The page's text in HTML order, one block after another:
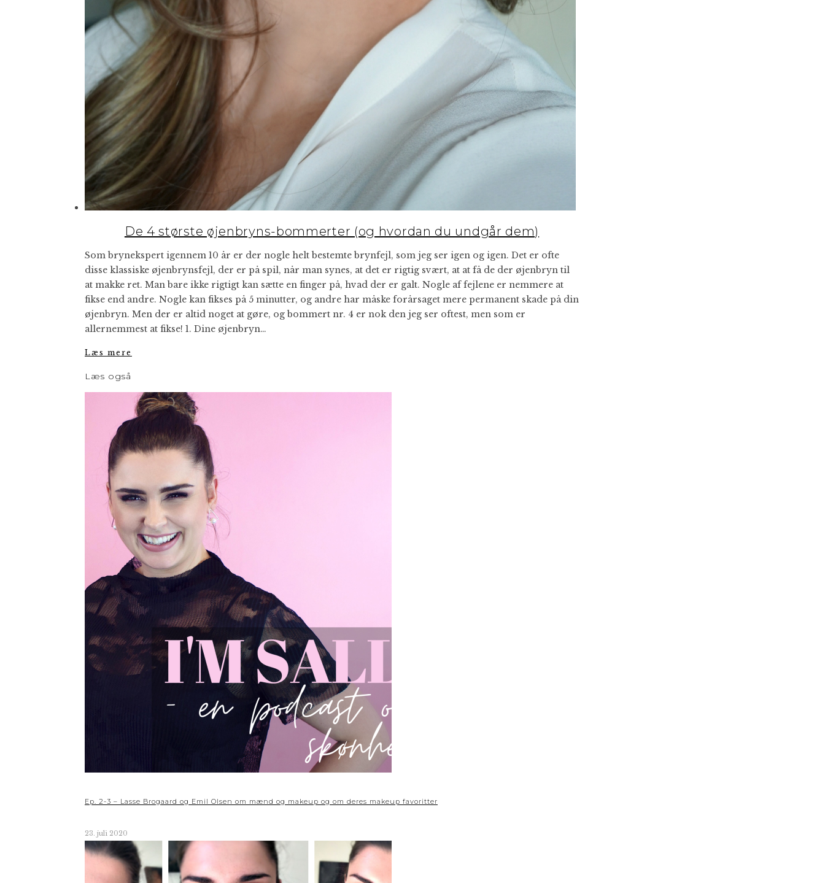
De 4 største øjenbryns-bommerter (og hvordan du undgår dem)
Som brynekspert igennem 10 år er der nogle helt bestemte brynfejl, som jeg ser igen og igen. Det er ofte
disse klassiske øjenbrynsfejl, der er på spil, når man synes, at det er rigtig svært, at at få de der øjenbryn til
at makke ret. Man bare ikke rigtigt kan sætte en finger på, hvad der er galt. Nogle af fejlene er nemmere at
fikse end andre. Nogle kan fikses på 5 minutter, og andre har måske forårsaget mere permanent skade på din
øjenbryn. Men der er altid noget at gøre, og bommert nr. 4 er nok den jeg ser oftest, men som er
allernemmest at fikse! 1. Dine øjenbryn…
Læs mere
Læs også
Ep. 2-3 – Lasse Brogaard og Emil Olsen om mænd og makeup og om deres makeup favoritter
23. juli 2020